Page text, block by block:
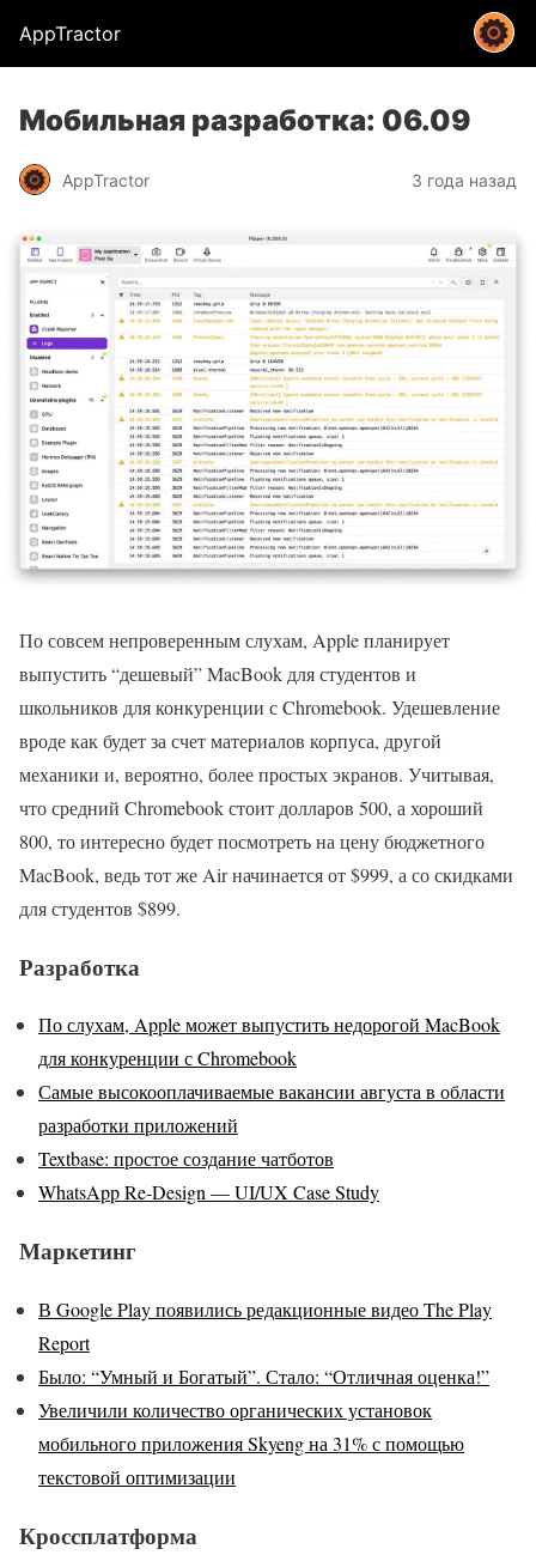
AppTractor
Мобильная разработка: 06.09
AppTractor 3 года назад
По совсем непроверенным слухам, Apple планирует
выпустить “дешевый” MacBook для студентов и
школьников для конкуренции с Chromebook. Удешевление
вроде как будет за счет материалов корпуса, другой
механики и, вероятно, более простых экранов. Учитывая,
что средний Chromebook стоит долларов 500, а хороший
800, то интересно будет посмотреть на цену бюджетного
MacBook, ведь тот же Air начинается от $999, а со скидками
для студентов $899.
Разработка
По слухам, Apple может выпустить недорогой MacBook
для конкуренции с Chromebook
Самые высокооплачиваемые вакансии августа в области
разработки приложений
Textbase: простое создание чатботов
WhatsApp Re-Design — UI/UX Case Study
Маркетинг
В Google Play появились редакционные видео The Play
Report
Было: “Умный и Богатый”. Стало: “Отличная оценка!”
Увеличили количество органических установок
мобильного приложения Skyeng на 31% с помощью
текстовой оптимизации
Кроссплатформа